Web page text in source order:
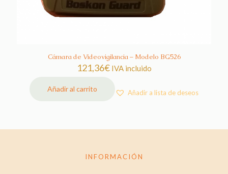
Cámara de Videovigilancia – Modelo BG526
121,36€ IVA incluido
Añadir al carrito Añadir a lista de deseos
INFORMACIÓN